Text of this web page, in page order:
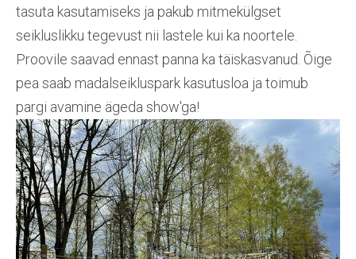
tasuta kasutamiseks ja pakub mitmekülgset
seikluslikku tegevust nii lastele kui ka noortele.
Proovile saavad ennast panna ka täiskasvanud. Õige
pea saab madalseikluspark kasutusloa ja toimub
pargi avamine ägeda show'ga!